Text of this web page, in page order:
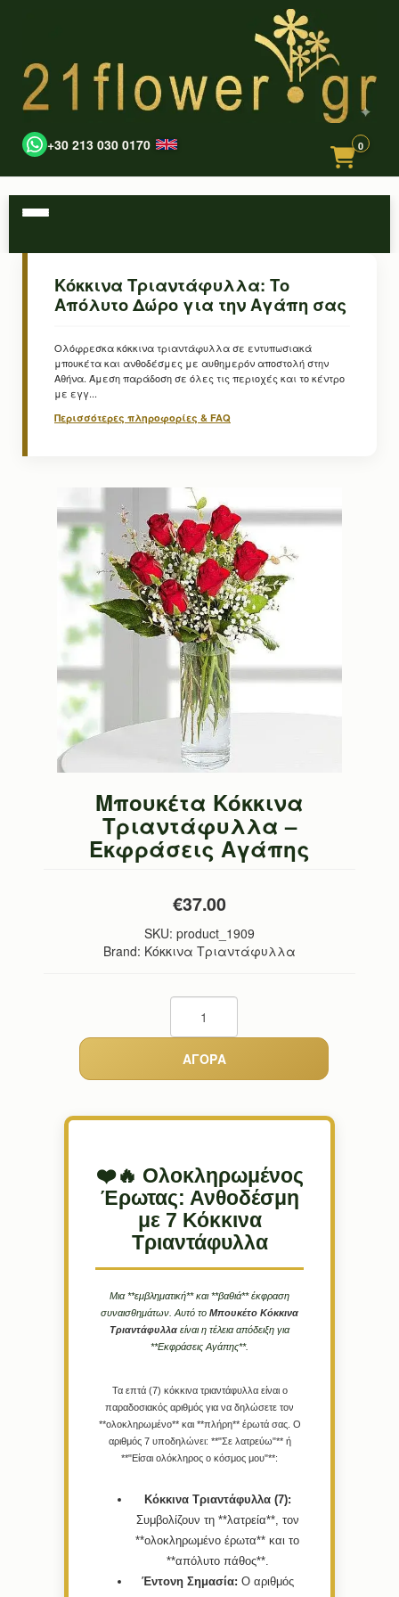
+30 213 030 0170 0
Κόκκινα Τριαντάφυλλα: Το
Απόλυτο Δώρο για την Αγάπη σας
Ολόφρεσκα κόκκινα τριαντάφυλλα σε εντυπωσιακά
μπουκέτα και ανθοδέσμες με αυθημερόν αποστολή στην
Αθήνα. Άμεση παράδοση σε όλες τις περιοχές και το κέντρο
με εγγ...
Περισσότερες πληροφορίες & FAQ
Μπουκέτα Κόκκινα
Τριαντάφυλλα –
Εκφράσεις Αγάπης
€37.00
SKU: product_1909
Brand: Κόκκινα Τριαντάφυλλα
❤️🔥 Ολοκληρωμένος
Έρωτας: Ανθοδέσμη
με 7 Κόκκινα
Τριαντάφυλλα
Μια **εμβληματική** και **βαθιά** έκφραση
συναισθημάτων. Αυτό το Μπουκέτο Κόκκινα
Τριαντάφυλλα είναι η τέλεια απόδειξη για
**Εκφράσεις Αγάπης**.
Τα επτά (7) κόκκινα τριαντάφυλλα είναι ο
παραδοσιακός αριθμός για να δηλώσετε τον
**ολοκληρωμένο** και **πλήρη** έρωτά σας. Ο
αριθμός 7 υποδηλώνει: **"Σε λατρεύω"** ή
**"Είσαι ολόκληρος ο κόσμος μου"**:
Κόκκινα Τριαντάφυλλα (7):
Συμβολίζουν τη **λατρεία**, τον
**ολοκληρωμένο έρωτα** και το
**απόλυτο πάθος**.
Έντονη Σημασία: Ο αριθμός